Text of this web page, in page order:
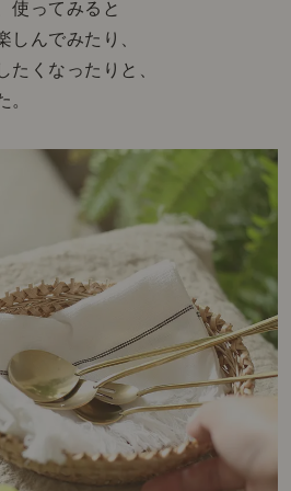
使ってみると
しんでみたり、
たくなったりと、
。